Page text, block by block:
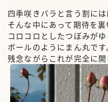
四季咲きバラと言う割に
そんな中にあって期待を
コロコロとしたつぼみが
ボールのようにまん丸です
残念ながらこれが完全に